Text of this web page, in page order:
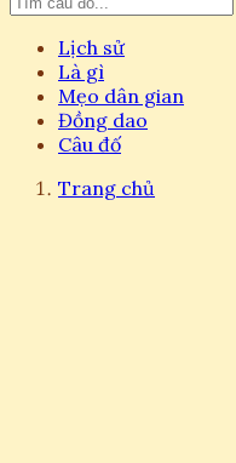
Lịch sử
Là gì
Mẹo dân gian
Đồng dao
Câu đố
Trang chủ